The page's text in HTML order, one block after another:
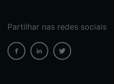
Partilhar nas redes sociais